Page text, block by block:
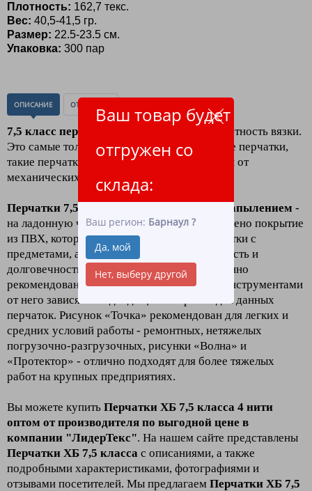
Ваш товар будет
отгружен со
склада:
Ваш регион: Барнаул ?
Да, мой
Нет, выберу другой
Плотность: 162,7 текс.
Вес: 40,5-41,5 гр.
Размер: 22.5-23.5 см.
Упаковка: 300 пар
ОПИСАНИЕ ОТЗЫВЫ
7,5 класс перчаток хб
- обычная плотность вязки.
Это самые толстые, тяжелые и самые грубые перчатки,
такие перчатки лучше всего защищают руки от
механических повреждений.
Перчатки 7,5 класс четыре нити с ПВХ напылением -
на ладонную часть и пальцы перчаток нанесено покрытие
из ПВХ, которое улучшает сцепление перчатки с
предметами, а также увеличивает ее прочность и
долговечность. Перчатки с рисунком особенно
рекомендованы для работы с различными инструментами
от него зависят и подходящий тип работ для данных
перчаток. Рисунок «Точка» рекомендован для легких и
средних условий работы - ремонтных, нетяжелых
погрузочно-разгрузочных, рисунки «Волна» и
«Протектор» - отлично подходят для более тяжелых
работ на крупных предприятиях.
Вы можете купить Перчатки ХБ 7,5 класса 4 нити
оптом от производителя по выгодной цене в
компании "ЛидерТекс". На нашем сайте представлены
Перчатки ХБ 7,5 класса с описаниями, а также
подробными характеристиками, фотографиями и
отзывами посетителей. Мы предлагаем Перчатки ХБ 7,5